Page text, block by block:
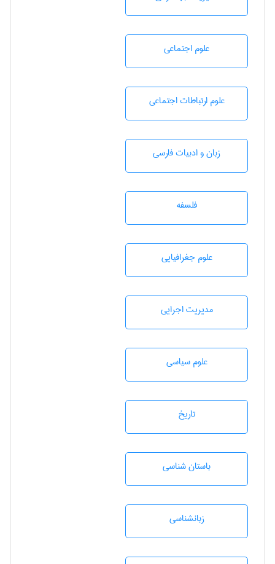
علوم اجتماعی
علوم ارتباطات اجتماعی
زبان و ادبيات فارسی
فلسفه
علوم جغرافيايی
مديريت اجرايی
علوم سياسی
تاريخ
باستان شناسی
زبانشناسی